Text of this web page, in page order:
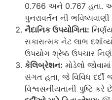
0.766 અને 0.767 હતા. આ
પુનરાવર્તન ની
નૈદાનિક ઉપયોગિતા:
સકારાત્મક નેટ લાભ
ઉપયોગ શ્રેષ્ઠ ઉપચાર
કેલિબ્રેશન: મોડેલો
સંગત હતા, જે વિવિધ દર્દી
વિશ્વસનીયતાની પુષ્ટિ કરે